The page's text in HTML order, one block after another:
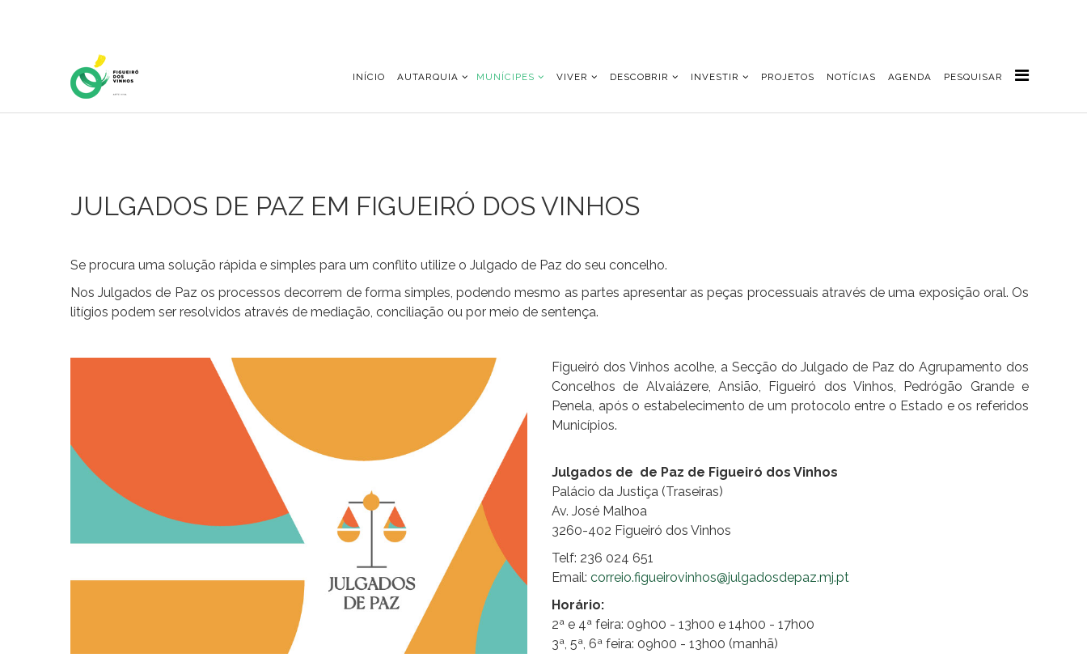
INÍCIO AUTARQUIA MUNÍCIPES VIVER DESCOBRIR INVESTIR PROJETOS NOTÍCIAS AGENDA PESQUISAR
JULGADOS DE PAZ EM FIGUEIRÓ DOS VINHOS
Se procura uma solução rápida e simples para um conflito utilize o Julgado de Paz do seu concelho.
Nos Julgados de Paz os processos decorrem de forma simples, podendo mesmo as partes apresentar as peças processuais através de uma exposição oral. Os
litígios podem ser resolvidos através de mediação, conciliação ou por meio de sentença.
Figueiró dos Vinhos acolhe, a Secção do Julgado de Paz do Agrupamento dos
Concelhos de Alvaiázere, Ansião, Figueiró dos Vinhos, Pedrógão Grande e
Penela, após o estabelecimento de um protocolo entre o Estado e os referidos
Municípios.
Julgados de de Paz de Figueiró dos Vinhos
Palácio da Justiça (Traseiras)
Av. José Malhoa
3260-402 Figueiró dos Vinhos
Telf: 236 024 651
Email: correio.figueirovinhos@julgadosdepaz.mj.pt
Horário:
2ª e 4ª feira: 09h00 - 13h00 e 14h00 - 17h00
3ª, 5ª, 6ª feira: 09h00 - 13h00 (manhã)